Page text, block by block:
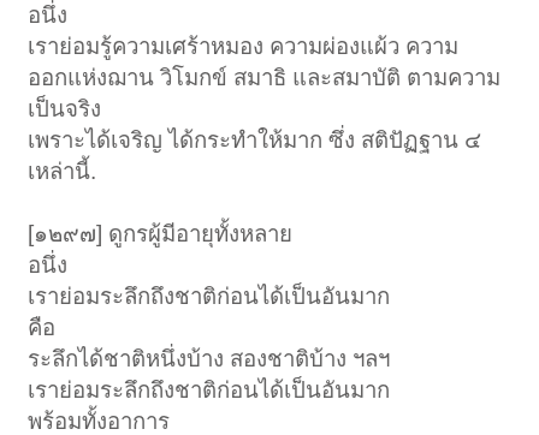
อนึ่ง
เราย่อมรู้ความเศร้าหมอง ความผ่องแผ้ว ความ
ออกแห่งฌาน วิโมกข์ สมาธิ และสมาบัติ ตามความ
เป็นจริง
เพราะได้เจริญ ได้กระทำให้มาก ซึ่ง สติปัฏฐาน ๔
เหล่านี้.
[๑๒๙๗] ดูกรผู้มีอายุทั้งหลาย
อนึ่ง
เราย่อมระลึกถึงชาติก่อนได้เป็นอันมาก
คือ
ระลึกได้ชาติหนึ่งบ้าง สองชาติบ้าง ฯลฯ
เราย่อมระลึกถึงชาติก่อนได้เป็นอันมาก
พร้อมทั้งอาการ